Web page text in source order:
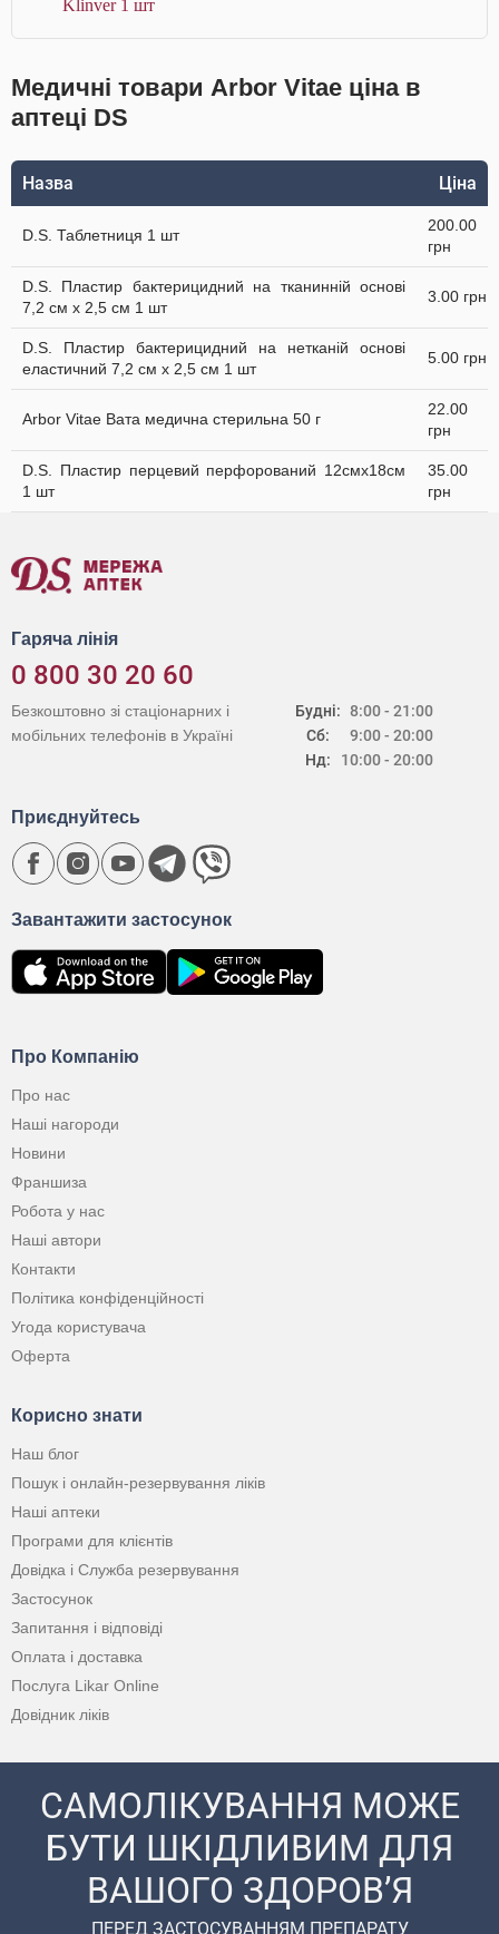
Klinver 1 шт
Медичні товари Arbor Vitae ціна в
аптеці DS
Назва Ціна
D.S. Таблетниця 1 шт
200.00
грн
D.S. Пластир бактерицидний на тканинній основі
7,2 см х 2,5 см 1 шт
3.00 грн
D.S. Пластир бактерицидний на нетканій основі
еластичний 7,2 см х 2,5 см 1 шт
5.00 грн
Arbor Vitae Вата медична стерильна 50 г
22.00
грн
D.S. Пластир перцевий перфорований 12смх18см
1 шт
35.00
грн
Гаряча лінія
0 800 30 20 60
Будні:
Сб:
Нд:
8:00 - 21:00
9:00 - 20:00
10:00 - 20:00
Безкоштовно зі стаціонарних і
мобільних телефонів в Україні
Про Компанію
Про нас
Наші нагороди
Новини
Франшиза
Робота у нас
Наші автори
Контакти
Політика конфіденційності
Угода користувача
Оферта
Корисно знати
Наш блог
Пошук і онлайн-резервування ліків
Наші аптеки
Програми для клієнтів
Довідка і Служба резервування
Застосунок
Запитання і відповіді
Оплата і доставка
Послуга Likar Online
Довідник ліків
Завантажити застосунок
Приєднуйтесь
САМОЛІКУВАННЯ МОЖЕ
БУТИ ШКІДЛИВИМ ДЛЯ
ВАШОГО ЗДОРОВ’Я
ПЕРЕД ЗАСТОСУВАННЯМ ПРЕПАРАТУ